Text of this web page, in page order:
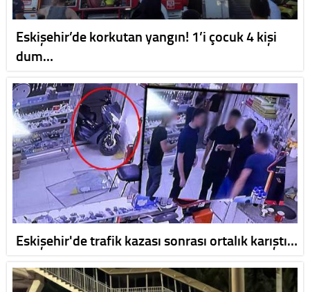
Eskişehir’de korkutan yangın! 1’i çocuk 4 kişi
dum…
Eskişehir'de trafik kazası sonrası ortalık karıştı…